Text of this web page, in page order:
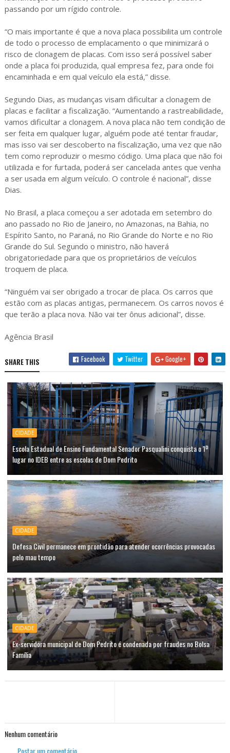
passando por um rígido controle.
“O mais importante é que a nova placa possibilita um controle
de todo o processo de emplacamento o que minimizará o
risco de clonagem de placas. Com isso será possível saber
onde a placa foi produzida, qual empresa fez, para onde foi
encaminhada e em qual veículo ela está,” disse.
Segundo Dias, as mudanças visam dificultar a clonagem de
placas e facilitar a fiscalização. “Aumentando a rastreabilidade,
vamos dificultar a clonagem. A nova placa não tem condição de
ser feita em qualquer lugar, alguém pode até tentar fraudar,
mas isso vai ser descoberto na fiscalização, uma vez que não
tem como reproduzir o mesmo código. Uma placa que não foi
utilizada e for furtada, poderá ser cancelada antes que venha
a ser usada em algum veículo. O controle é nacional”, disse
Dias.
No Brasil, a placa começou a ser adotada em setembro do
ano passado no Rio de Janeiro, no Amazonas, na Bahia, no
Espírito Santo, no Paraná, no Rio Grande do Norte e no Rio
Grande do Sul. Segundo o ministro, não haverá
obrigatoriedade para que os proprietários de veículos
troquem de placa.
“Ninguém vai ser obrigado a trocar de placa. Os carros que
estão com as placas antigas, permanecem. Os carros novos é
que terão a placa nova. Não vai ter ônus adicional”, disse.
Agência Brasil
SHARE THIS Facebook Twitter Google+
CIDADE
Escola Estadual de Ensino Fundamental Senador Pasqualini conquista o 1º
lugar no IDEB entre as escolas de Dom Pedrito
CIDADE
Defesa Civil permanece em prontidão para atender ocorrências provocadas
pelo mau tempo
CIDADE
Ex-servidora municipal de Dom Pedrito é condenada por fraudes no Bolsa
Família
Nenhum comentário
Postar um comentário